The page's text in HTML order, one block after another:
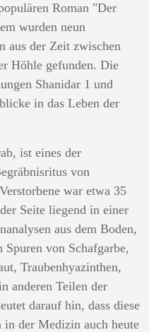
Roman "Der
wurden neun
aus der Zeit zwischen
Höhle gefunden. Die
Shanidar 1 und
in das Leben der
ist eines der
von
war etwa 35
Seite liegend in einer
aus dem Boden,
Spuren von Schafgarbe,
Traubenhyazinthen,
anderen Teilen der
darauf hin, dass diese
der Medizin auch heute